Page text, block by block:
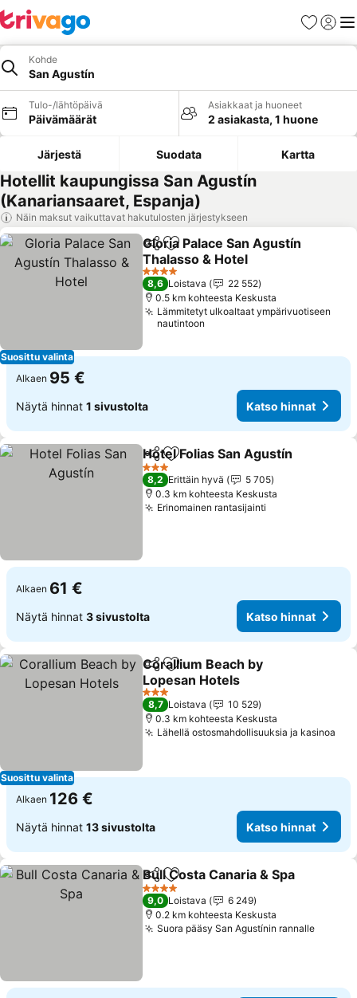
Suosikit
Kohde
San Agustín
Tulo-/lähtöpäivä
Päivämäärät
Asiakkaat ja huoneet
2 asiakasta, 1 huone
Järjestä Suodata Kartta
Hotellit kaupungissa San Agustín
(Kanariansaaret, Espanja)
Näin maksut vaikuttavat hakutulosten järjestykseen
Suosittu valinta
Jaa Lisää suosikkeihin
Gloria Palace San Agustín
Thalasso & Hotel
4 Tähtiluokitus
8,6 Loistava
22 552
0.5 km kohteesta Keskusta
Lämmitetyt ulkoaltaat ympärivuotiseen
nautintoon
Alkaen 95 €
Näytä hinnat 1 sivustolta Katso hinnat
Jaa Lisää suosikkeihin
Hotel Folias San Agustín
3 Tähtiluokitus
8,2 Erittäin hyvä
5 705
0.3 km kohteesta Keskusta
Erinomainen rantasijainti
Alkaen 61 €
Näytä hinnat 3 sivustolta Katso hinnat
Suosittu valinta
Jaa Lisää suosikkeihin
Corallium Beach by
Lopesan Hotels
3 Tähtiluokitus
8,7 Loistava
10 529
0.3 km kohteesta Keskusta
Lähellä ostosmahdollisuuksia ja kasinoa
Alkaen 126 €
Näytä hinnat 13 sivustolta Katso hinnat
Jaa Lisää suosikkeihin
Bull Costa Canaria & Spa
4 Tähtiluokitus
9,0 Loistava
6 249
0.2 km kohteesta Keskusta
Suora pääsy San Agustínin rannalle